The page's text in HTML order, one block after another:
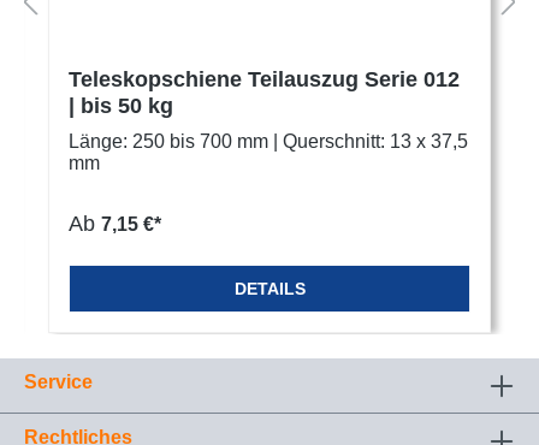
Teleskopschiene Teilauszug Serie 012
| bis 50 kg
Länge: 250 bis 700 mm | Querschnitt: 13 x 37,5
mm
Ab 7,15 €*
DETAILS
Service
Rechtliches